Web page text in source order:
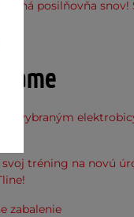
posilňovňa snov!
k vybraným
svoj tréning na novú
zabalenie